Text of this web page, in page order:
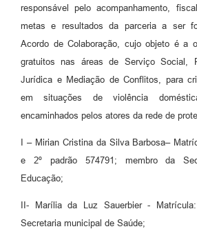
responsável pelo acompanhamento,
metas e resultados da parceria a ser
Acordo de Colaboração, cujo objeto é a
gratuitos nas áreas de Serviço Social,
Jurídica e Mediação de Conflitos, para
em situações de violência
encaminhados pelos atores da rede de
I – Mirian Cristina da Silva Barbosa–
e 2º padrão 574791; membro da
Educação;
II- Marília da Luz Sauerbier -
Secretaria municipal de Saúde;